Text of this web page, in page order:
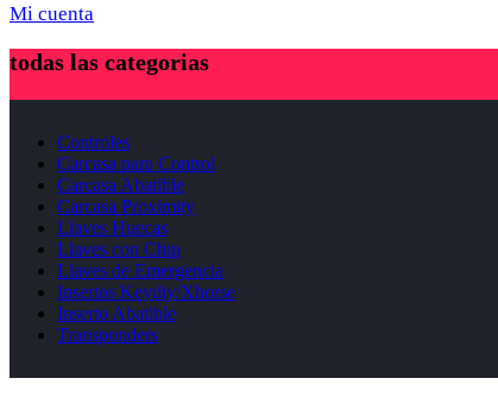
Mi cuenta
todas las categorias
Controles
Carcasa para Control
Carcasa Abatible
Carcasa Proximity
Llaves Huecas
Llaves con Chip
Llaves de Emergencia
Insertos Keydiy/Xhorse
Inserto Abatible
Transponders